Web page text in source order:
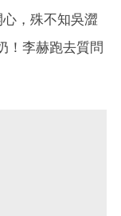
，殊不知吳澀
！李赫跑去質問